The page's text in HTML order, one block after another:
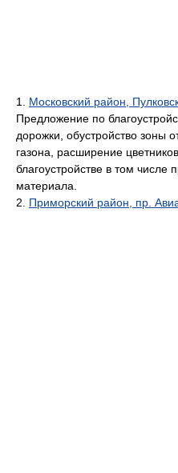
1. Московский район,
Предложение по
дорожки, обустройство зоны
газона, расширение
благоустройстве в том числе
материала.
2. Приморский район, пр.